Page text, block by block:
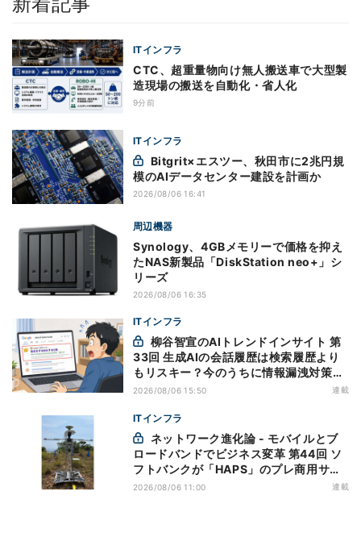
ITインフラ
CTC、超重量物向け無人搬送車で大型製
造現場の搬送を自動化・省人化
9分前
ITインフラ
模のAIデータセンター建設を計画か
2026/08/06 16:41
周辺機器
Synology、4GBメモリーで価格を抑え
たNAS新製品「DiskStation neo+」シ
リーズ
2026/08/06 16:35
ITインフラ
33回 生成AIの会話履歴は検索履歴より
もリスキー？今のうちに情報漏洩対策を
万全にしておこう
2026/08/06 15:50 連載
ITインフラ
ロードバンドでビジネス変革 第44回 ソ
フトバンクが「HAPS」のプレ商用サー
ビス開始を表明、本格的な商用展開のめ
2026/08/06 11:00 連載